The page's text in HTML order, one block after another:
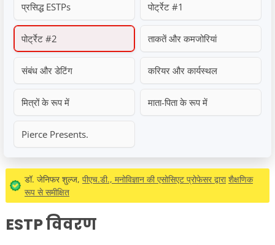
प्रसिद्ध ESTPs पोर्ट्रेट #1
पोर्ट्रेट #2 ताकतें और कमजोरियां
संबंध और डेटिंग करियर और कार्यस्थल
मित्रों के रूप में माता-पिता के रूप में
Pierce Presents.
डॉ. जेनिफर शुल्ज, पीएच.डी., मनोविज्ञान की एसोसिएट प्रोफेसर द्वारा शैक्षणिक
रूप से समीक्षित
ESTP विवरण